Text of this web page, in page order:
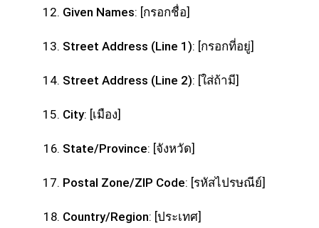
Given Names: [กรอกชื่อ]
Street Address (Line 1): [กรอกที่อยู่]
Street Address (Line 2): [ใส่ถ้ามี]
City: [เมือง]
State/Province: [จังหวัด]
Postal Zone/ZIP Code: [รหัสไปรษณีย์]
Country/Region: [ประเทศ]